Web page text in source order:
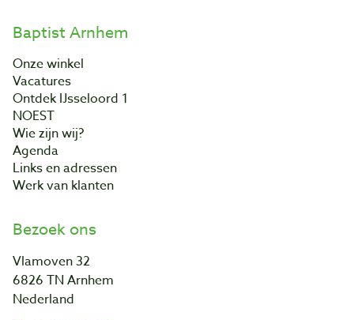
Baptist Arnhem
Onze winkel
Vacatures
Ontdek IJsseloord 1
NOEST
Wie zijn wij?
Agenda
Links en adressen
Werk van klanten
Bezoek ons
Vlamoven 32
6826 TN Arnhem
Nederland